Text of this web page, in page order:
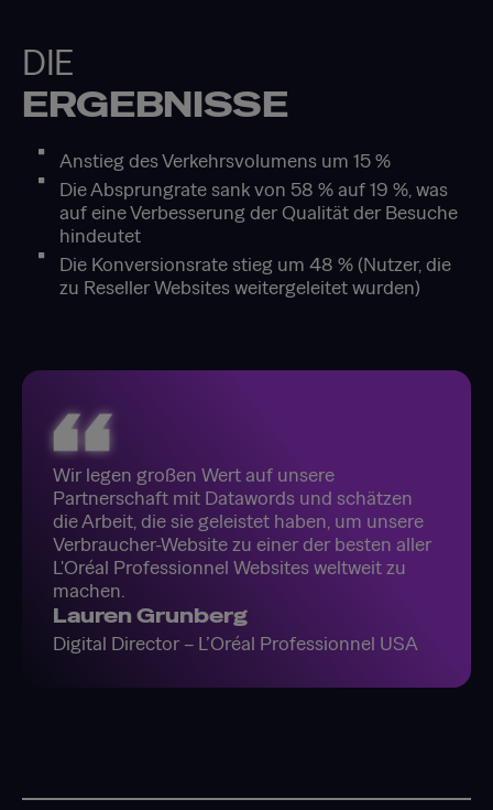
DIE
ERGEBNISSE
Anstieg des Verkehrsvolumens um 15 %
Die Absprungrate sank von 58 % auf 19 %, was
auf eine Verbesserung der Qualität der Besuche
hindeutet
Die Konversionsrate stieg um 48 % (Nutzer, die
zu Reseller Websites weitergeleitet wurden)
Wir legen großen Wert auf unsere
Partnerschaft mit Datawords und schätzen
die Arbeit, die sie geleistet haben, um unsere
Verbraucher-Website zu einer der besten aller
L'Oréal Professionnel Websites weltweit zu
machen.
Lauren Grunberg
Digital Director – L’Oréal Professionnel USA